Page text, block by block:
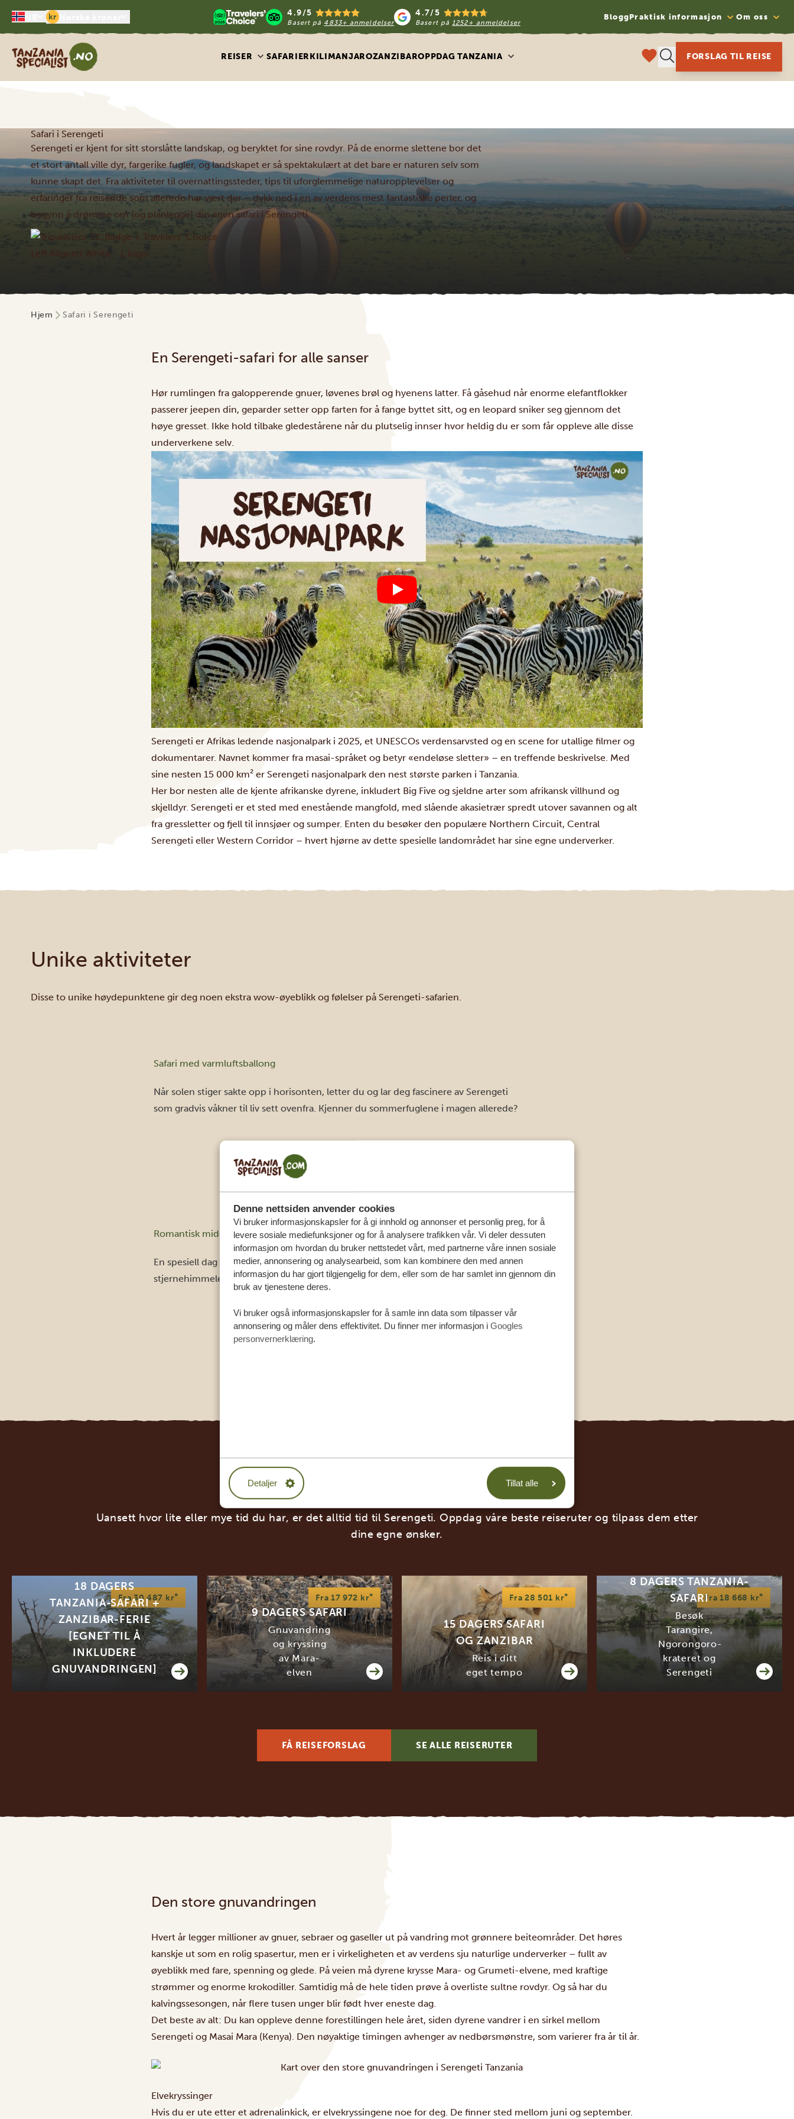
Denne nettsiden anvender cookies
Vi bruker informasjonskapsler for å gi innhold og annonser et personlig preg, for å
levere sosiale mediefunksjoner og for å analysere trafikken vår. Vi deler dessuten
informasjon om hvordan du bruker nettstedet vårt, med partnerne våre innen sosiale
medier, annonsering og analysearbeid, som kan kombinere den med annen
informasjon du har gjort tilgjengelig for dem, eller som de har samlet inn gjennom din
bruk av tjenestene deres.
Vi bruker også informasjonskapsler for å samle inn data som tilpasser vår
annonsering og måler dens effektivitet. Du finner mer informasjon i Googles
personvernerklæring.
Detaljer Tillat alle
kr 4.9/5
Basert på 4833+ anmeldelser
4.7/5
Basert på1252+ anmeldelser
BloggPraktisk informasjon Om oss
Tanzania Specialist
REISER SAFARIERKILIMANJAROZANZIBAROPPDAG TANZANIA FORSLAG TIL REISE
Safari i Serengeti
Serengeti er kjent for sitt storslåtte landskap, og beryktet for sine rovdyr. På de enorme slettene bor det
et stort antall ville dyr, fargerike fugler, og landskapet er så spektakulært at det bare er naturen selv som
kunne skapt det. Fra aktiviteter til overnattingssteder, tips til uforglemmelige naturopplevelser og
erfaringer fra reisende som allerede har vært der – dykk ned i en av verdens mest fantastiske perler, og
begynn å drømme om (og planlegge) din egen safari i Serengeti.
Hjem Safari i Serengeti
En Serengeti-safari for alle sanser
Hør rumlingen fra galopperende gnuer, løvenes brøl og hyenens latter. Få gåsehud når enorme elefantflokker
passerer jeepen din, geparder setter opp farten for å fange byttet sitt, og en leopard sniker seg gjennom det
høye gresset. Ikke hold tilbake gledestårene når du plutselig innser hvor heldig du er som får oppleve alle disse
underverkene selv.
Serengeti er Afrikas ledende nasjonalpark i 2025, et UNESCOs verdensarvsted og en scene for utallige filmer og
dokumentarer. Navnet kommer fra masai-språket og betyr «endeløse sletter» – en treffende beskrivelse. Med
sine nesten 15 000 km² er Serengeti nasjonalpark den nest største parken i Tanzania.
Her bor nesten alle de kjente afrikanske dyrene, inkludert Big Five og sjeldne arter som afrikansk villhund og
skjelldyr. Serengeti er et sted med enestående mangfold, med slående akasietrær spredt utover savannen og alt
fra gressletter og fjell til innsjøer og sumper. Enten du besøker den populære Northern Circuit, Central
Serengeti eller Western Corridor – hvert hjørne av dette spesielle landområdet har sine egne underverker.
Unike aktiviteter
Disse to unike høydepunktene gir deg noen ekstra wow-øyeblikk og følelser på Serengeti-safarien.
Safari med varmluftsballong
Når solen stiger sakte opp i horisonten, letter du og lar deg fascinere av Serengeti
som gradvis våkner til liv sett ovenfra. Kjenner du sommerfuglene i magen allerede?
Romantisk middag i bushen
En spesiell dag fortjener en like spesiell avslutning. Nyt en utsøkt middag under
stjernehimmelen, sammen med den som betyr aller mest for deg.
REISERUTER I SERENGETI
Uansett hvor lite eller mye tid du har, er det alltid tid til Serengeti. Oppdag våre beste reiseruter og tilpass dem etter
dine egne ønsker.
Fra 30 487 kr*
18 DAGERS
TANZANIA-SAFARI +
ZANZIBAR-FERIE
[EGNET TIL Å
INKLUDERE
GNUVANDRINGEN]
Fra 17 972 kr*
9 DAGERS SAFARI
Gnuvandring
og kryssing
av Mara-
elven
Fra 28 501 kr*
15 DAGERS SAFARI
OG ZANZIBAR
Reis i ditt
eget tempo
Fra 18 668 kr*
8 DAGERS TANZANIA-
SAFARI
Besøk
Tarangire,
Ngorongoro-
krateret og
Serengeti
FÅ REISEFORSLAG SE ALLE REISERUTER
Den store gnuvandringen
Hvert år legger millioner av gnuer, sebraer og gaseller ut på vandring mot grønnere beiteområder. Det høres
kanskje ut som en rolig spasertur, men er i virkeligheten et av verdens sju naturlige underverker – fullt av
øyeblikk med fare, spenning og glede. På veien må dyrene krysse Mara- og Grumeti-elvene, med kraftige
strømmer og enorme krokodiller. Samtidig må de hele tiden prøve å overliste sultne rovdyr. Og så har du
kalvingssesongen, når flere tusen unger blir født hver eneste dag.
Det beste av alt: Du kan oppleve denne forestillingen hele året, siden dyrene vandrer i en sirkel mellom
Serengeti og Masai Mara (Kenya). Den nøyaktige timingen avhenger av nedbørsmønstre, som varierer fra år til år.
Elvekryssinger
Hvis du er ute etter et adrenalinkick, er elvekryssingene noe for deg. De finner sted mellom juni og september.